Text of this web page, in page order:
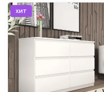
хит